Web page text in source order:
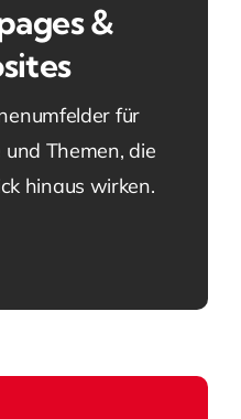
&
für
Themen, die
hinaus wirken.